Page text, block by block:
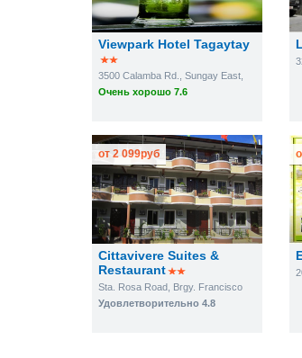
Viewpark Hotel Tagaytay
3500 Calamba Rd., Sungay East,
Очень хорошо 7.6
Cittavivere Suites &
Restaurant
Sta. Rosa Road, Brgy. Francisco
Удовлетворительно 4.8
от 2 099руб